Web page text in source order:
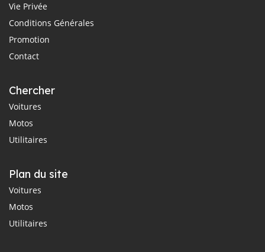
Vie Privée
Conditions Générales
Promotion
Contact
Chercher
Voitures
Motos
Utilitaires
Plan du site
Voitures
Motos
Utilitaires